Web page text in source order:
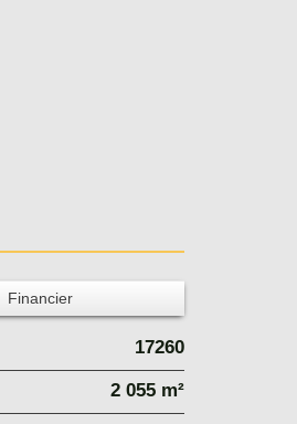
Financier
17260
2 055 m²